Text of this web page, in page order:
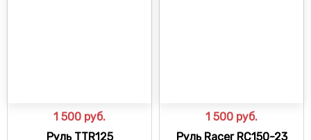
1 500 руб.
Руль TTR125
1 500 руб.
Руль Racer RC150-23